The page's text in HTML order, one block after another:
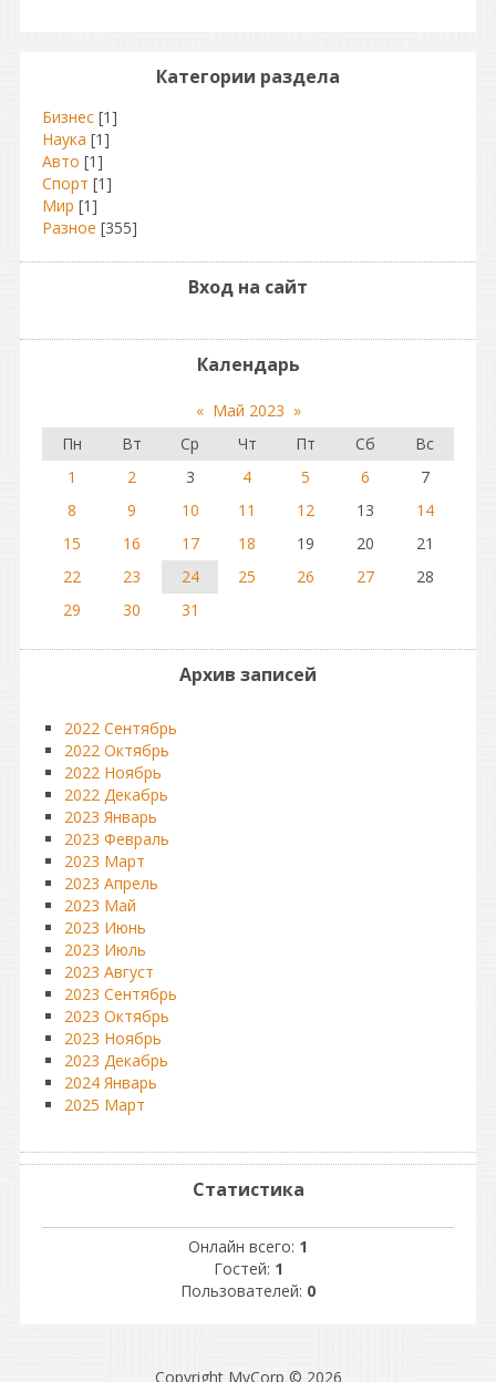
Категории раздела
Бизнес [1]
Наука [1]
Авто [1]
Спорт [1]
Мир [1]
Разное [355]
Вход на сайт
Календарь
« Май 2023 »
Пн
Вт Ср Чт Пт Сб
Вс
1
2 3 4 5 6
7
8
9 10 11 12 13
14
15
16 17 18 19 20
21
22
23 24 25 26 27
28
29
30 31
Архив записей
2022 Сентябрь
2022 Октябрь
2022 Ноябрь
2022 Декабрь
2023 Январь
2023 Февраль
2023 Март
2023 Апрель
2023 Май
2023 Июнь
2023 Июль
2023 Август
2023 Сентябрь
2023 Октябрь
2023 Ноябрь
2023 Декабрь
2024 Январь
2025 Март
Статистика
Онлайн всего: 1
Гостей: 1
Пользователей: 0
Copyright MyCorp © 2026